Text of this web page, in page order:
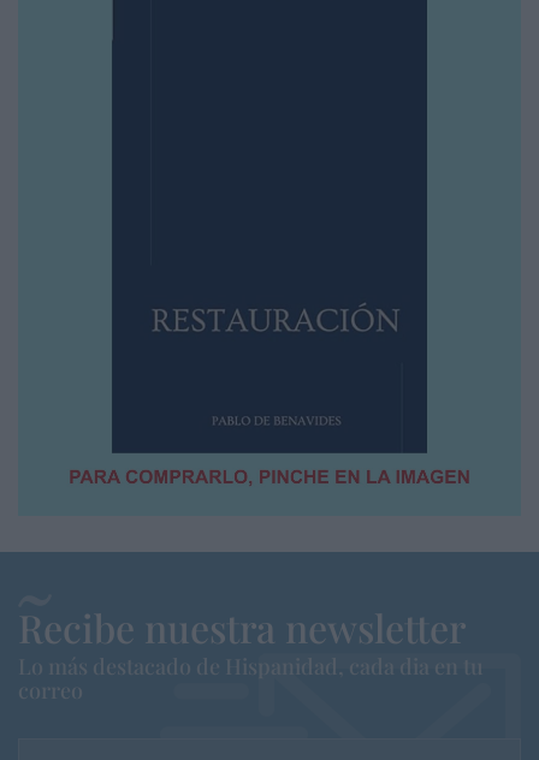
Recibe nuestra newsletter
Lo más destacado de Hispanidad, cada dia en tu
correo